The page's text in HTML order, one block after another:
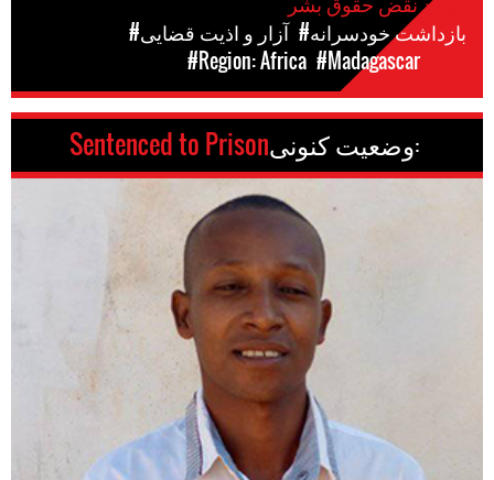
#آزار و اذیت قضایی
#بازداشت خودسرانه
#Region: Africa #Madagascar
وضعیت کنونی: Sentenced to Prison